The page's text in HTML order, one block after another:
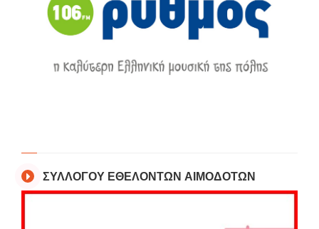
ΣΥΛΛΟΓΟΥ ΕΘΕΛΟΝΤΩΝ ΑΙΜΟΔΟΤΩΝ